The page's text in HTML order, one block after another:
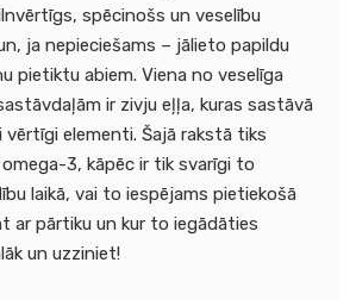
spēcinošs un veselību
ja nepieciešams – jālieto papildu
pietiktu abiem. Viena no veselīga
ir zivju eļļa, kuras sastāvā
elementi. Šajā rakstā tiks
3, kāpēc ir tik svarīgi to
laikā, vai to iespējams pietiekošā
ar pārtiku un kur to iegādāties
un uzziniet!